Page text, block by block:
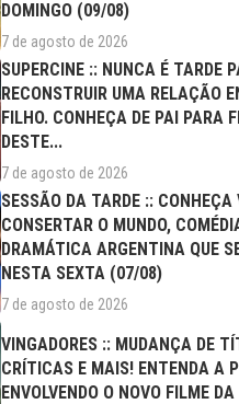
DOMINGO (09/08)
7 de agosto de 2026
SUPERCINE :: NUNCA É TARDE
RECONSTRUIR UMA RELAÇÃO
FILHO. CONHEÇA DE PAI PARA
DESTE...
7 de agosto de 2026
SESSÃO DA TARDE :: CONHEÇA
CONSERTAR O MUNDO,
DRAMÁTICA ARGENTINA QUE
NESTA SEXTA (07/08)
7 de agosto de 2026
VINGADORES :: MUDANÇA DE
CRÍTICAS E MAIS! ENTENDA A
ENVOLVENDO O NOVO FILME